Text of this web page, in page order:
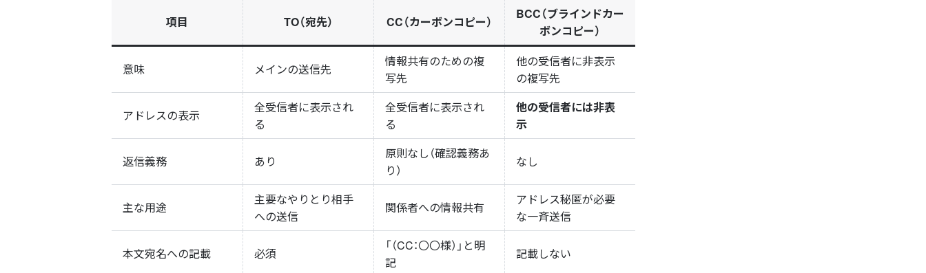
項目 TO（宛先） CC（カーボンコピー）
BCC（ブラインドカー
ボンコピー）
意味 メインの送信先
情報共有のための複
写先
他の受信者に非表示
の複写先
アドレスの表示
全受信者に表示され
る
全受信者に表示され
る
他の受信者には非表
示
返信義務 あり
原則なし（確認義務あ
り）
なし
主な用途
主要なやりとり相手
への送信
関係者への情報共有
アドレス秘匿が必要
な一斉送信
本文宛名への記載 必須
「（CC：〇〇様）」と明
記
記載しない